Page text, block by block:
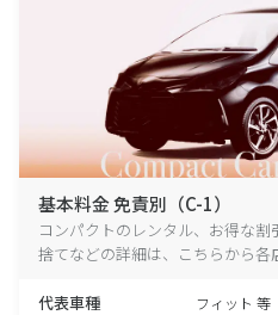
基本料金 免責別（C-1）
コンパクトのレンタル、お得な
捨てなどの詳細は、こちらから各
代表車種 フィット 等